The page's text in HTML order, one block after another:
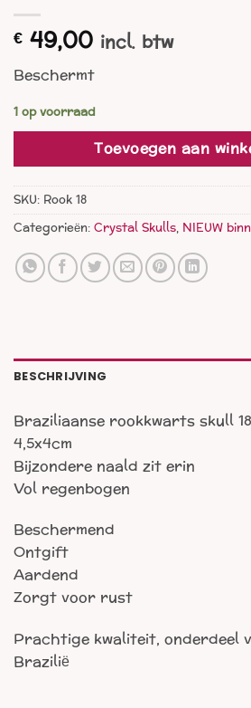
€ 49,00 incl. btw
Beschermt
1 op voorraad
Toevoegen aan
SKU: Rook 18
Categorieën:Crystal Skulls, NIEUW
BESCHRIJVING
Braziliaanse rookkwarts skull 18
4,5x4cm
Bijzondere naald zit erin
Vol regenbogen
Beschermend
Ontgift
Aardend
Zorgt voor rust
Prachtige kwaliteit, onderdeel
Brazilië